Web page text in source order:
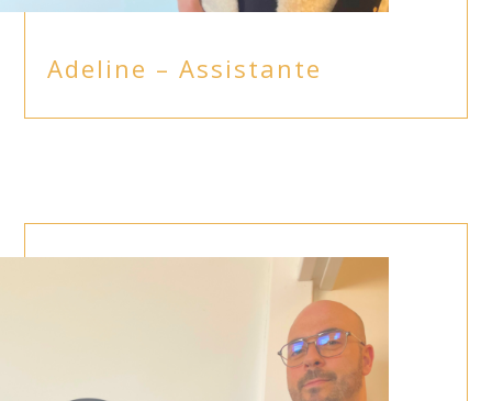
Adeline – Assistante